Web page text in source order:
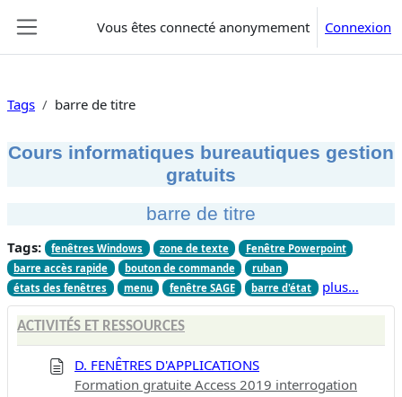
Vous êtes connecté anonymement Connexion
Tags barre de titre
Cours informatiques bureautiques gestion
gratuits
barre de titre
Tags: fenêtres Windows zone de texte
Fenêtre Powerpoint
barre accès rapide
bouton de commande
ruban
états des fenêtres
menu fenêtre SAGE barre d'état plus…
ACTIVITÉS ET RESSOURCES
D. FENÊTRES D'APPLICATIONS
Formation gratuite Access 2019 interrogation